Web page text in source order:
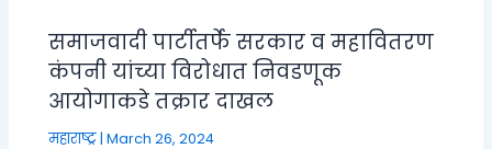
समाजवादी पार्टीतर्फे सरकार व महावितरण
कंपनी यांच्या विरोधात निवडणूक
आयोगाकडे तक्रार दाखल
महाराष्ट्र|March 26, 2024